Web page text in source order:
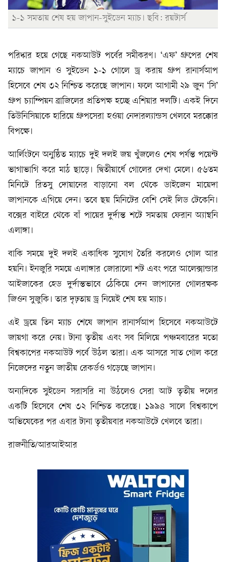
১-১ সমতায় শেষ হয় জাপান-সুইডেন ম্যাচ। ছবি: রয়টার্স
পরিষ্কার হয়ে গেছে নকআউট পর্বের সমীকরণ। ‘এফ’ গ্রুপের শেষ
ম্যাচে জাপান ও সুইডেন ১-১ গোলে ড্র করায় গ্রুপ রানার্সআপ
হিসেবে শেষ ৩২ নিশ্চিত করেছে জাপান। ফলে আগামী ২৯ জুন ‘সি’
গ্রুপ চ্যাম্পিয়ন ব্রাজিলের প্রতিপক্ষ হচ্ছে এশিয়ার দলটি। একই দিনে
তিউনিসিয়াকে হারিয়ে গ্রুপসেরা হওয়া নেদারল্যান্ডস খেলবে মরক্কোর
বিপক্ষে।
আর্লিংটনে অনুষ্ঠিত ম্যাচে দুই দলই জয় খুঁজলেও শেষ পর্যন্ত পয়েন্ট
ভাগাভাগি করে মাঠ ছাড়ে। দ্বিতীয়ার্ধে গোলের দেখা মেলে। ৫৬তম
মিনিটে রিতসু দোয়ানের বাড়ানো বল থেকে ডাইজেন মায়েদা
জাপানকে এগিয়ে দেন। তবে ছয় মিনিটের বেশি সেই লিড টেকেনি।
বক্সের বাইরে থেকে বাঁ পায়ের দুর্দান্ত শটে সমতায় ফেরান অ্যান্থনি
এলাঙ্গা।
বাকি সময়ে দুই দলই একাধিক সুযোগ তৈরি করলেও গোল আর
হয়নি। ইনজুরি সময়ে এলাঙ্গার জোরালো শট এবং পরে আলেক্সান্ডার
আইজাকের হেড দুর্দান্তভাবে ঠেকিয়ে দেন জাপানের গোলরক্ষক
জিওন সুজুকি। তার দৃঢ়তায় ড্র নিয়েই শেষ হয় ম্যাচ।
এই ড্রয়ে তিন ম্যাচ শেষে জাপান রানার্সআপ হিসেবে নকআউটে
জায়গা করে নেয়। টানা তৃতীয় এবং সব মিলিয়ে পঞ্চমবারের মতো
বিশ্বকাপের নকআউট পর্বে উঠল তারা। এক আসরে সাত গোল করে
নিজেদের নতুন জাতীয় রেকর্ডও গড়েছে জাপান।
অন্যদিকে সুইডেন সরাসরি না উঠলেও সেরা আট তৃতীয় দলের
একটি হিসেবে শেষ ৩২ নিশ্চিত করেছে। ১৯৯৪ সালে বিশ্বকাপে
অভিষেকের পর এবার টানা তৃতীয়বার নকআউটে খেলবে তারা।
রাজনীতি/আরআইআর